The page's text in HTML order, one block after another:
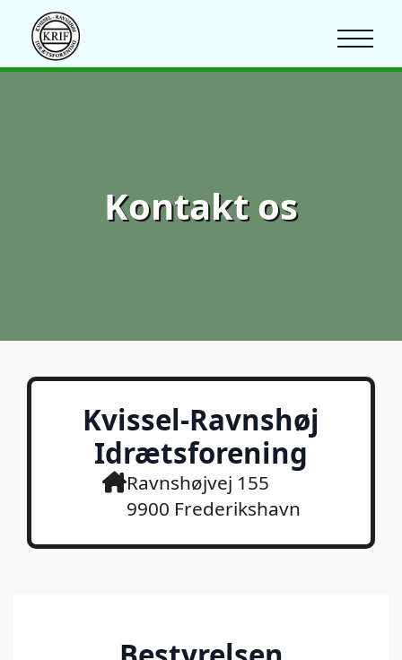
Kontakt os
Kvissel-Ravnshøj
Idrætsforening
Ravnshøjvej 155
9900 Frederikshavn